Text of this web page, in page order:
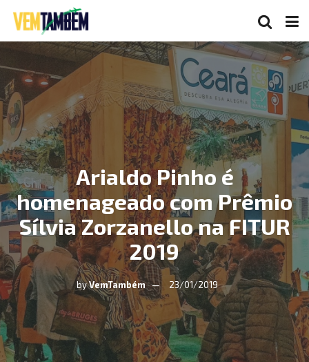
Arialdo Pinho é
homenageado com Prêmio
Sílvia Zorzanello na FITUR
2019
byVemTambém 23/01/2019